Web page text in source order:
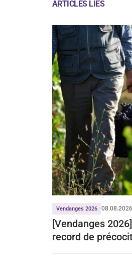
ARTICLES LIÉS
Vendanges 2026 08.08.2026
[Vendanges
record de